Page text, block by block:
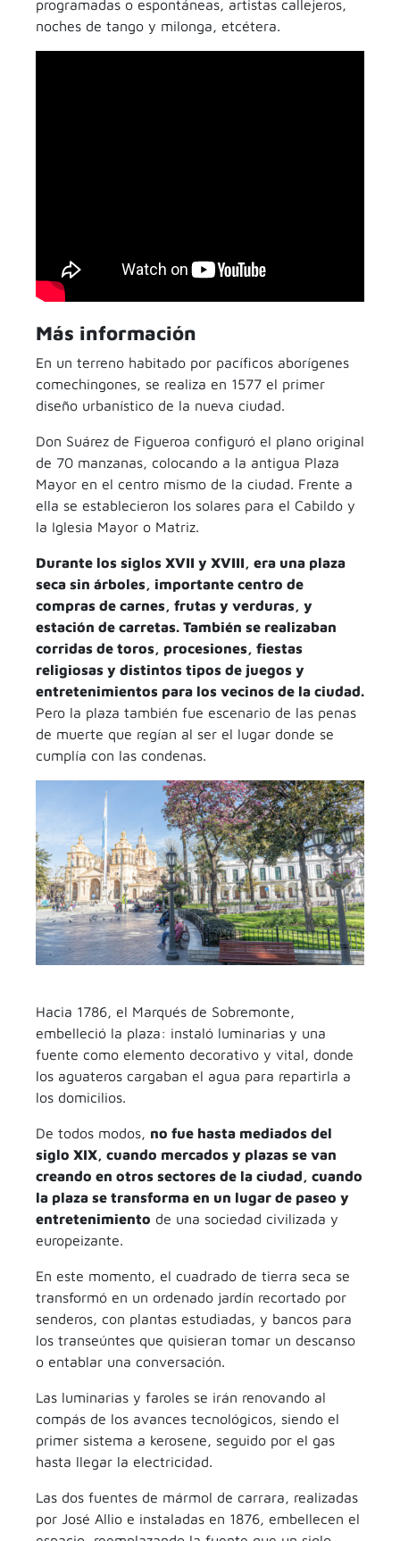
programadas o espontáneas, artistas callejeros,
noches de tango y milonga, etcétera.
Más información
En un terreno habitado por pacíficos aborígenes
comechingones, se realiza en 1577 el primer
diseño urbanístico de la nueva ciudad.
Don Suárez de Figueroa configuró el plano original
de 70 manzanas, colocando a la antigua Plaza
Mayor en el centro mismo de la ciudad. Frente a
ella se establecieron los solares para el Cabildo y
la Iglesia Mayor o Matriz.
Durante los siglos XVII y XVIII, era una plaza
seca sin árboles, importante centro de
compras de carnes, frutas y verduras, y
estación de carretas. También se realizaban
corridas de toros, procesiones, fiestas
religiosas y distintos tipos de juegos y
entretenimientos para los vecinos de la ciudad.
Pero la plaza también fue escenario de las penas
de muerte que regían al ser el lugar donde se
cumplía con las condenas.
Hacia 1786, el Marqués de Sobremonte,
embelleció la plaza: instaló luminarias y una
fuente como elemento decorativo y vital, donde
los aguateros cargaban el agua para repartirla a
los domicilios.
De todos modos, no fue hasta mediados del
siglo XIX, cuando mercados y plazas se van
creando en otros sectores de la ciudad, cuando
la plaza se transforma en un lugar de paseo y
entretenimiento de una sociedad civilizada y
europeizante.
En este momento, el cuadrado de tierra seca se
transformó en un ordenado jardín recortado por
senderos, con plantas estudiadas, y bancos para
los transeúntes que quisieran tomar un descanso
o entablar una conversación.
Las luminarias y faroles se irán renovando al
compás de los avances tecnológicos, siendo el
primer sistema a kerosene, seguido por el gas
hasta llegar la electricidad.
Las dos fuentes de mármol de carrara, realizadas
por José Allio e instaladas en 1876, embellecen el